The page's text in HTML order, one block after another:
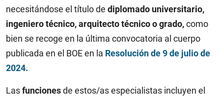
necesitándose el título de diplomado universitario,
ingeniero técnico, arquitecto técnico o grado,como
bien se recoge en la última convocatoria al cuerpo
publicada en el BOE en la Resolución de 9 de julio de
2024.
Lasfuncionesde estos/as especialistas incluyen el